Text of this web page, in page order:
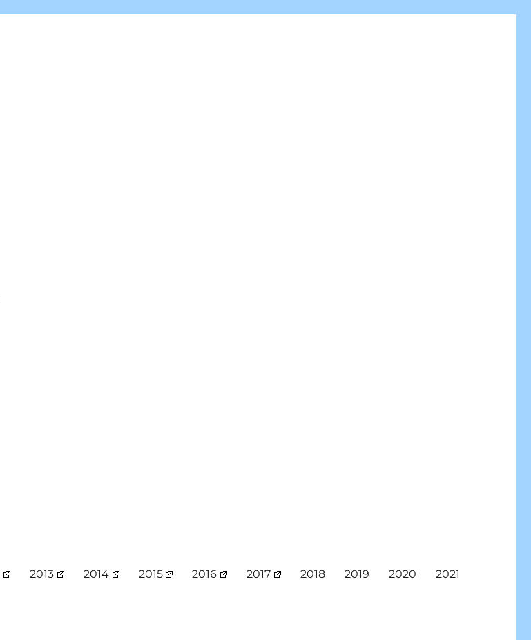
2013 2014 2015 2016 2017 2018 2019 2020 2021